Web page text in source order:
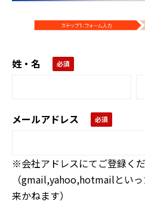
姓・名
メールアドレス
※会社アドレスにてご登録く
（gmail,yahoo,hotmailとい
来かねます）